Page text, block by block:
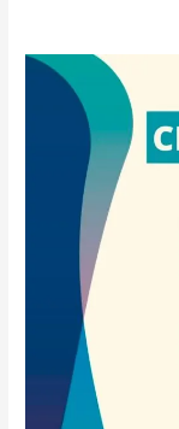
3º
Encontro
Egresso